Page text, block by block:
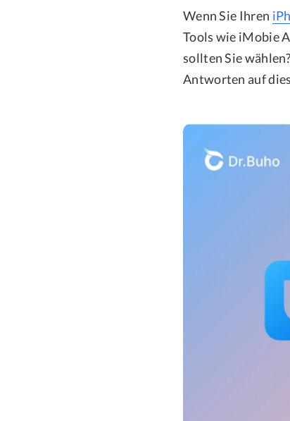
Wenn Sie Ihren
Tools wie iMobie
sollten Sie
Antworten auf